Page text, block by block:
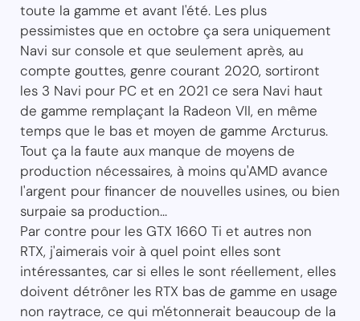
toute la gamme et avant l'été. Les plus
pessimistes que en octobre ça sera uniquement
Navi sur console et que seulement après, au
compte gouttes, genre courant 2020, sortiront
les 3 Navi pour PC et en 2021 ce sera Navi haut
de gamme remplaçant la Radeon VII, en même
temps que le bas et moyen de gamme Arcturus.
Tout ça la faute aux manque de moyens de
production nécessaires, à moins qu'AMD avance
l'argent pour financer de nouvelles usines, ou bien
surpaie sa production...
Par contre pour les GTX 1660 Ti et autres non
RTX, j'aimerais voir à quel point elles sont
intéressantes, car si elles le sont réellement, elles
doivent détrôner les RTX bas de gamme en usage
non raytrace, ce qui m'étonnerait beaucoup de la